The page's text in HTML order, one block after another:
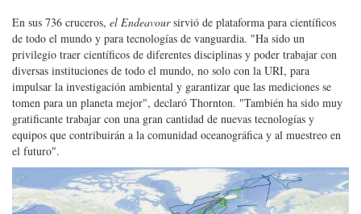
En sus 736 cruceros, el Endeavoursirvió de plataforma para científicos
de todo el mundo y para tecnologías de vanguardia. "Ha sido un
privilegio traer científicos de diferentes disciplinas y poder trabajar con
diversas instituciones de todo el mundo, no solo con la URI, para
impulsar la investigación ambiental y garantizar que las mediciones se
tomen para un planeta mejor", declaró Thornton. "También ha sido muy
gratificante trabajar con una gran cantidad de nuevas tecnologías y
equipos que contribuirán a la comunidad oceanográfica y al muestreo en
el futuro".